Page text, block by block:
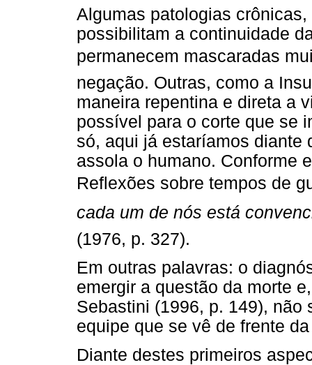
Algumas patologias
possibilitam a continuidade
permanecem mascaradas
negação. Outras, como a
maneira repentina e direta a
possível para o corte que se
só, aqui já estaríamos diante
assola o humano. Conforme
Reflexões sobre tempos de
cada um de nós está
(1976, p. 327).
Em outras palavras: o
emergir a questão da morte
Sebastini (1996, p. 149), não
equipe que se vê de frente
Diante destes primeiros